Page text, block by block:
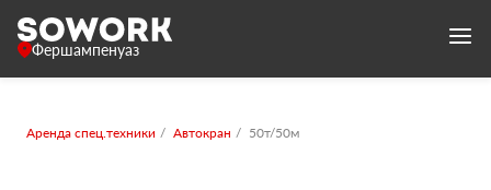
Фершампенуаз
Аренда спец.техники Автокран 50т/50м